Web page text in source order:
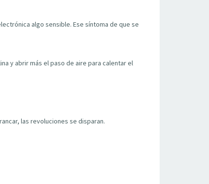
algo sensible. Ese síntoma de que se
y abrir más el paso de aire para calentar el
las revoluciones se disparan.